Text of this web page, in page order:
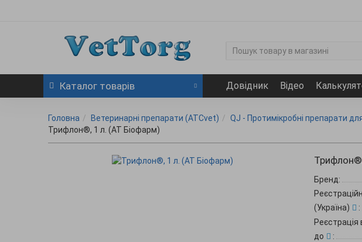
Каталогтоварів Довідник Відео
Головна Ветеринарні препарати (ATCvet) QJ - Протимікробні препарати
Трифлон®, 1 л. (АТ Біофарм)
Бренд:
(Україна)
:
Реєстрація
до
: